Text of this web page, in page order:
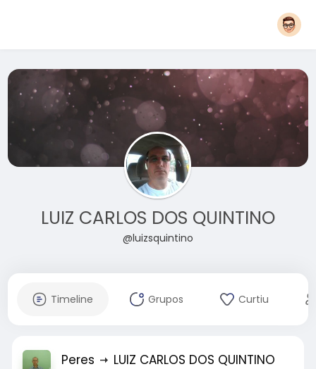
LUIZ CARLOS DOS QUINTINO
@luizsquintino
Timeline Grupos Curtiu
Peres LUIZ CARLOS DOS QUINTINO